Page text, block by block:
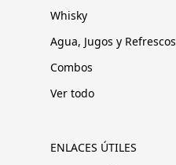
Whisky
Agua, Jugos y Refrescos
Combos
Ver todo
ENLACES ÚTILES